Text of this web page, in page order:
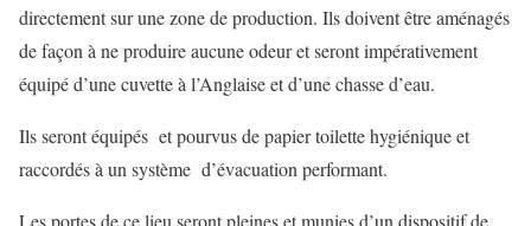
directement sur une zone de production. Ils doivent être aménagés
de façon à ne produire aucune odeur et seront impérativement
équipé d’une cuvette à l’Anglaise et d’une chasse d’eau.
Ils seront équipés et pourvus de papier toilette hygiénique et
raccordés à un système d’évacuation performant.
Les portes de ce lieu seront pleines et munies d’un dispositif de